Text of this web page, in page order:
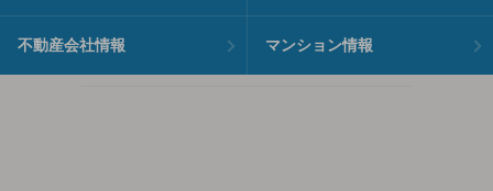
不動産会社情報 マンション情報